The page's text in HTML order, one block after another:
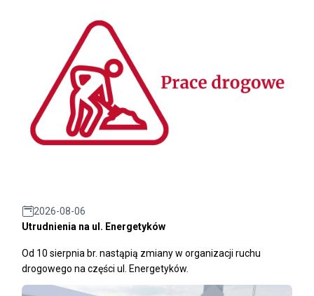
2026-08-06
Utrudnienia na ul. Energetyków
Od 10 sierpnia br. nastąpią zmiany w organizacji ruchu
drogowego na części ul. Energetyków.